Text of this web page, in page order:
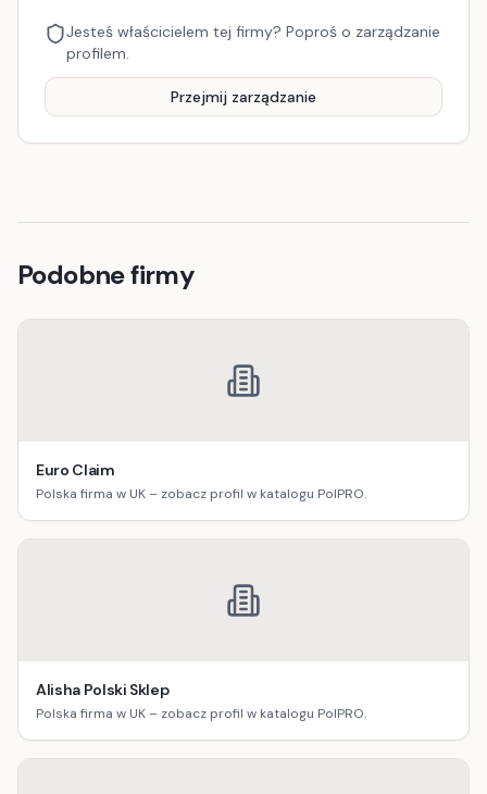
Jesteś właścicielem tej firmy? Poproś o zarządzanie
profilem.
Przejmij zarządzanie
Podobne firmy
Euro Claim
Polska firma w UK – zobacz profil w katalogu PolPRO.
Alisha Polski Sklep
Polska firma w UK – zobacz profil w katalogu PolPRO.